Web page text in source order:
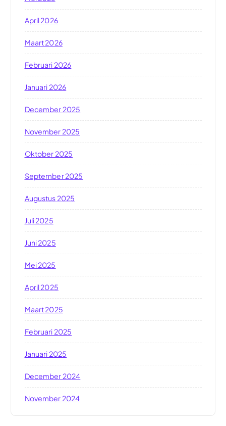
April 2026
Maart 2026
Februari 2026
Januari 2026
December 2025
November 2025
Oktober 2025
September 2025
Augustus 2025
Juli 2025
Juni 2025
Mei 2025
April 2025
Maart 2025
Februari 2025
Januari 2025
December 2024
November 2024